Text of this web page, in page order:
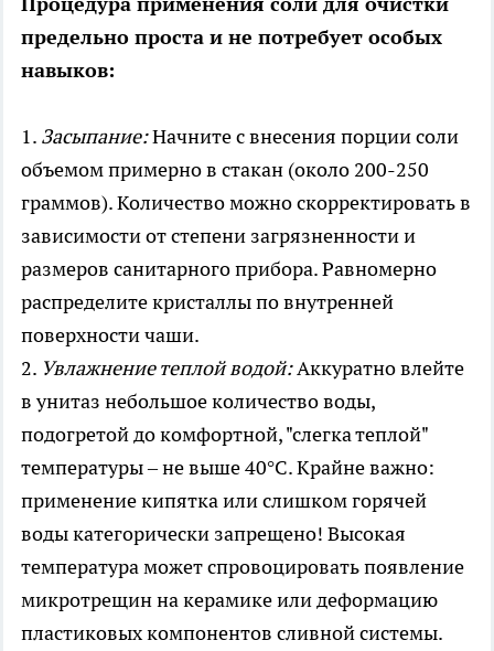
предельно проста и не потребует особых
навыков:
1. Засыпание:Начните с внесения порции соли
объемом примерно в стакан (около 200-250
граммов). Количество можно скорректировать в
зависимости от степени загрязненности и
размеров санитарного прибора. Равномерно
распределите кристаллы по внутренней
поверхности чаши.
2. Увлажнение теплой водой:Аккуратно влейте
в унитаз небольшое количество воды,
подогретой до комфортной, "слегка теплой"
температуры – не выше 40°C. Крайне важно:
применение кипятка или слишком горячей
воды категорически запрещено! Высокая
температура может спровоцировать появление
микротрещин на керамике или деформацию
пластиковых компонентов сливной системы.